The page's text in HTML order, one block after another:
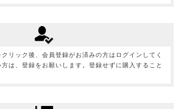
クリック後、会員登録がお済みの方はログインしてく
は、登録をお願いします。登録せずに購入すること